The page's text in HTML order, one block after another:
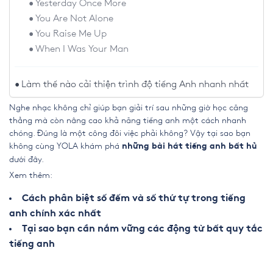
Yesterday Once More
You Are Not Alone
You Raise Me Up
When I Was Your Man
Làm thế nào cải thiện trình độ tiếng Anh nhanh nhất
Nghe nhạc không chỉ giúp bạn giải trí sau những giờ học căng
thẳng mà còn nâng cao khả năng tiếng anh một cách nhanh
chóng. Đúng là một công đôi việc phải không? Vậy tại sao bạn
không cùng YOLA khám phá những bài hát tiếng anh bất hủ
dưới đây.
Xem thêm:
Cách phân biệt số đếm và số thứ tự trong tiếng
anh chính xác nhất
Tại sao bạn cần nắm vững các động từ bất quy tắc
tiếng anh